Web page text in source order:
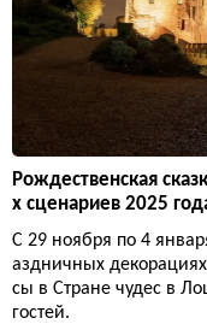
Рождественская
х сценариев 2025
С 29 ноября по 4
аздничных
сы в Стране чудес в
гостей.